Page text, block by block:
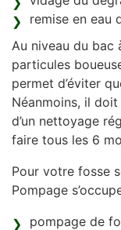
remise en eau
Au niveau du bac
particules
permet d’éviter
Néanmoins, il doit
d’un nettoyage
faire tous les 6
Pour votre fosse
Pompage
pompage de